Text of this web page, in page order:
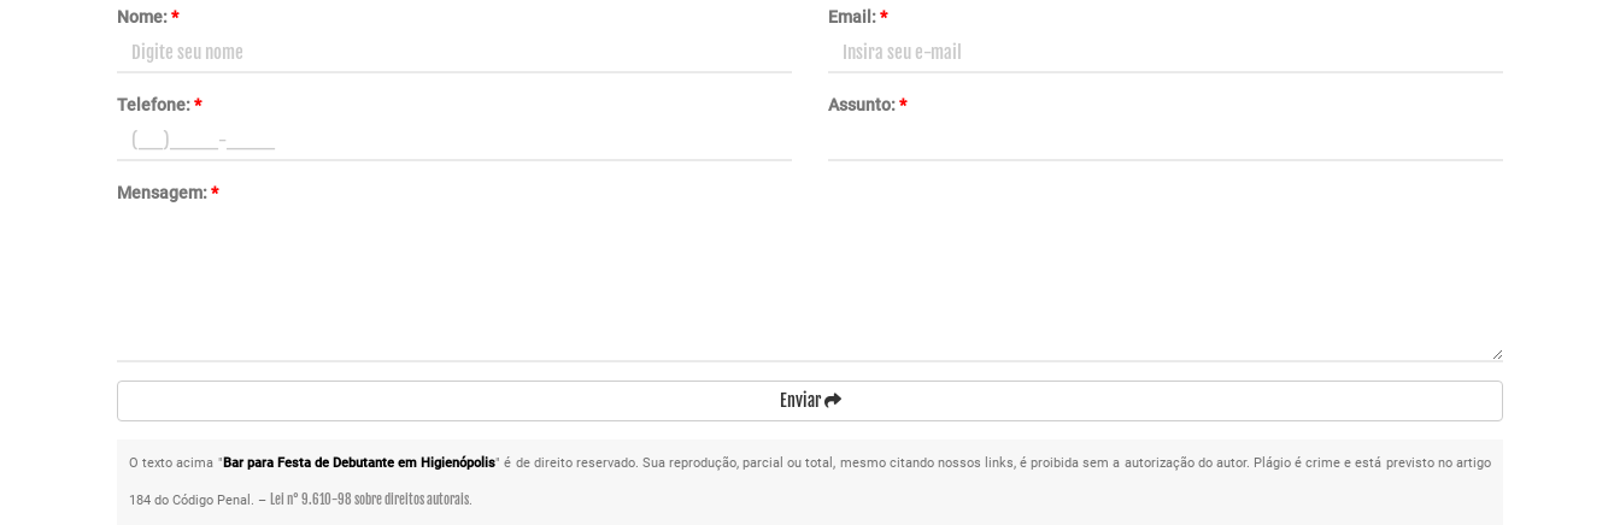
Nome:* Email:*
Telefone:* Assunto:*
Mensagem:*
Enviar
O texto acima "Bar para Festa de Debutante em Higienópolis" é de direito reservado. Sua reprodução, parcial ou total, mesmo citando nossos links, é proibida sem a autorização do autor. Plágio é crime e está previsto no artigo
184 do Código Penal. – Lei n° 9.610-98 sobre direitos autorais.